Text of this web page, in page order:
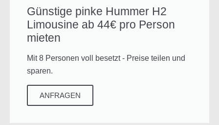
Günstige pinke Hummer H2
Limousine ab 44€ pro Person
mieten
Mit 8 Personen voll besetzt - Preise teilen und
sparen.
ANFRAGEN